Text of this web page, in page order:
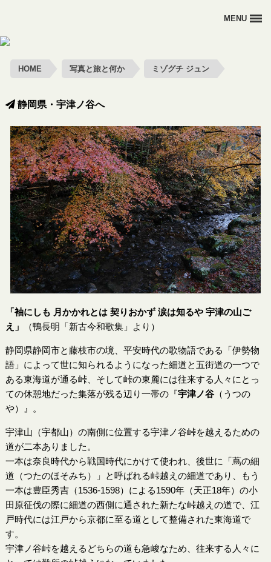
MENU
旅寫眞部
オトナの野外活動
あばれる太陽
お問い合わせ
HOME 写真と旅と何か ミゾグチ ジュン
静岡県・宇津ノ谷へ
「袖にしも 月かかれとは 契りおかず 涙は知るや 宇津の山ご
え」
（鴨長明「新古今和歌集」より）
静岡県静岡市と藤枝市の境、平安時代の歌物語である「伊勢物
語」によって世に知られるようになった細道と五街道の一つで
ある東海道が通る峠、そして峠の東麓には往来する人々にとっ
ての休憩地だった集落が残る辺り一帯の『宇津ノ谷（うつの
や）』。
宇津山（宇都山）の南側に位置する宇津ノ谷峠を越えるための
道が二本ありました。
一本は奈良時代から戦国時代にかけて使われ、後世に「蔦の細
道（つたのほそみち）」と呼ばれる峠越えの細道であり、もう
一本は豊臣秀吉（1536-1598）による1590年（天正18年）の小
田原征伐の際に細道の西側に通された新たな峠越えの道で、江
戸時代には江戸から京都に至る道として整備された東海道で
す。
宇津ノ谷峠を越えるどちらの道も急峻なため、往来する人々に